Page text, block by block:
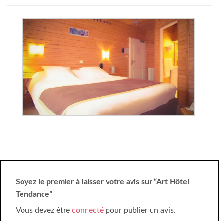
Soyez le premier à laisser votre avis sur “Art Hôtel
Tendance”
Vous devez être connecté pour publier un avis.